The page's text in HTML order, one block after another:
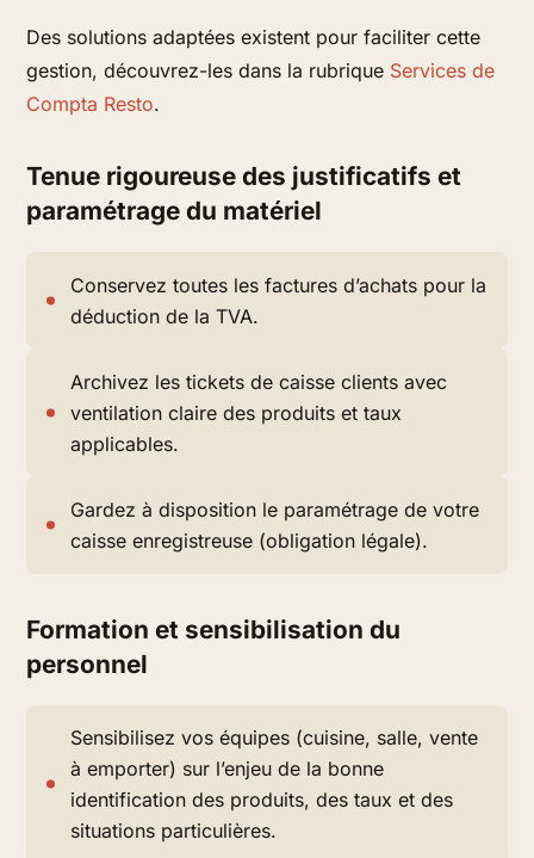
Des solutions adaptées existent pour faciliter cette
gestion, découvrez-les dans la rubrique Services de
Compta Resto.
Tenue rigoureuse des justificatifs et
paramétrage du matériel
Conservez toutes les factures d’achats pour la
déduction de la TVA.
Archivez les tickets de caisse clients avec
ventilation claire des produits et taux
applicables.
Gardez à disposition le paramétrage de votre
caisse enregistreuse (obligation légale).
Formation et sensibilisation du
personnel
Sensibilisez vos équipes (cuisine, salle, vente
à emporter) sur l’enjeu de la bonne
identification des produits, des taux et des
situations particulières.